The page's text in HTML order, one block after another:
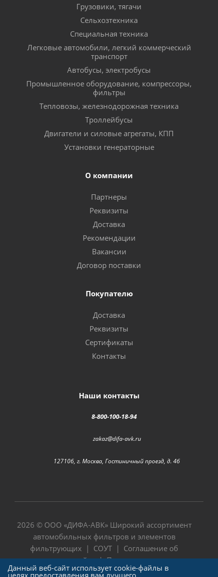
Грузовики, тягачи
Сельхозтехника
Специальная техника
Легковые автомобили, легкий коммерческий
транспорт
Автобусы, электробусы
Промышленное оборудование, компрессоры,
фильтры
Тепловозы, железнодорожная техника
Троллейбусы
Двигатели и силовые агрегаты, КПП
Установки генераторные
О компании
Партнеры
Реквизиты
Доставка
Рекомендации
Вакансии
Договор поставки
Покупателю
Доставка
Реквизиты
Сертификаты
Контакты
Наши контакты
8-800-100-18-94
zakaz@difa-avk.ru
127106, г. Москва, Гостиничный проезд, д. 4б
2026 © ООО «ДИФА-АВК» Широкий ассортимент
автомобильных фильтров и элементов
фильтрующих | СОУТ | Соглашение об
использовании сайта|Политика в отношении
обработки персональных данных
Данный веб-сайт использует cookie-файлы в
целях предоставления вам лучшего